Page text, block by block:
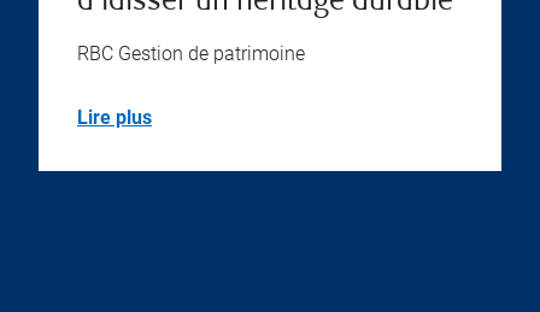
RBC Gestion de patrimoine
Lire plus